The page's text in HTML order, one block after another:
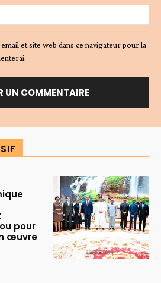
:
et site web dans ce navigateur pour la
pour
œuvre